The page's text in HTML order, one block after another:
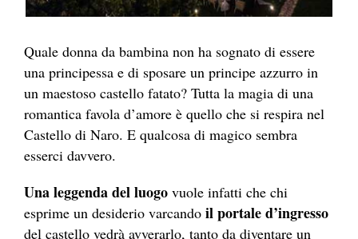
Quale donna da bambina non ha sognato di essere
una principessa e di sposare un principe azzurro in
un maestoso castello fatato? Tutta la magia di una
romantica favola d’amore è quello che si respira nel
Castello di Naro. E qualcosa di magico sembra
esserci davvero.
Una leggenda del luogo vuole infatti che chi
esprime un desiderio varcando il portale d’ingresso
del castello vedrà avverarlo, tanto da diventare un